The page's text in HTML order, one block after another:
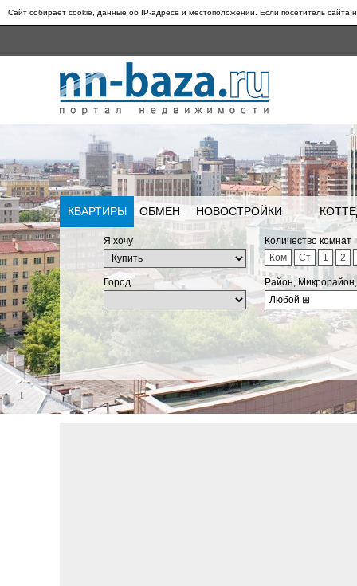
Сайт собирает cookie, данные об IP-адресе и местоположении. Если посетитель сайта
КВАРТИРЫ ОБМЕН НОВОСТРОЙКИ
Я хочу
Количество комнат
Ком
Ст 1 2
Город
Район,
Любой ⊞